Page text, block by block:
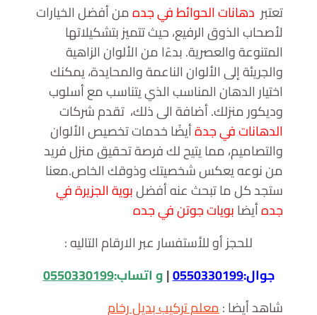
تعتبر دهانات الحوائط في جدهمن أفضل الخيارات
لأصحاب الذوق الرفيع، حيث تتميز بتشكيلاتها
المتنوعة والعصرية. بدءًا من الألوان الزاهية
والجريئة إلى الألوان الناعمة والمحايدة، يمكنك
اختيار الدهان المناسب الذي يتناسب مع أسلوب
وديكور منزلك. أضافة الى ذلك، تقدم شركات
الدهانات في جدةأيضًا خدمات تخصيص الألوان
والتصاميم، مما يتيح لك فرصة تحقيق منزل فريد
من نوعه يعكس شخصيتك وذوقك الخاص.معنا
ستجد كل ما تبحث عنه أفضلبوية الجزيرة في
جدهأيضابويات جوتن في جده
للحجز أو للأستفسار عبر الارقام التاليه :
جوال:0550330199
|و اتساب:0550330199
شاهد أيضا :معلم تركيب بديل رخام